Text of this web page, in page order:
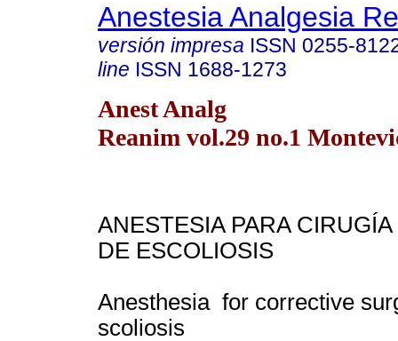
Anestesia Analgesia
versión impresa ISSN 0255-
line ISSN 1688-1273
Anest Analg
Reanim vol.29 no.1
ANESTESIA PARA
DE ESCOLIOSIS
Anesthesia for corrective
scoliosis